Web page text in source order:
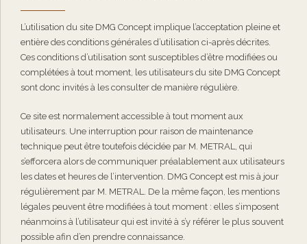
L’utilisation du site DMG Concept implique l’acceptation pleine et
entière des conditions générales d’utilisation ci-après décrites.
Ces conditions d’utilisation sont susceptibles d’être modifiées ou
complétées à tout moment, les utilisateurs du site DMG Concept
sont donc invités à les consulter de manière régulière.
Ce site est normalement accessible à tout moment aux
utilisateurs. Une interruption pour raison de maintenance
technique peut être toutefois décidée par M. METRAL, qui
s’efforcera alors de communiquer préalablement aux utilisateurs
les dates et heures de l’intervention. DMG Concept est mis à jour
régulièrement par M. METRAL. De la même façon, les mentions
légales peuvent être modifiées à tout moment : elles s’imposent
néanmoins à l’utilisateur qui est invité à s’y référer le plus souvent
possible afin d’en prendre connaissance.